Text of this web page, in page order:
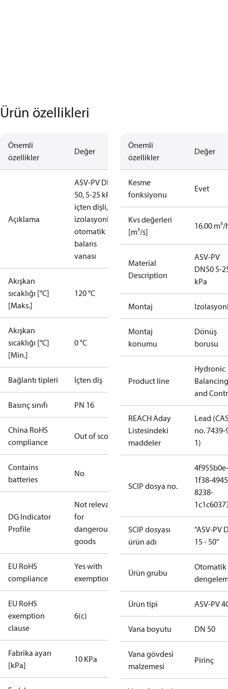
Ürün özellikleri
Önemli
özellikler
Değer
Açıklama
ASV-PV DN
50, 5-25 kPa,
içten dişli,
izolasyonlu,
otomatik
balans
vanası
Akışkan
sıcaklığı [°C]
[Maks.]
120 °C
Akışkan
sıcaklığı [°C]
[Min.]
0 °C
Bağlantı tipleri İçten diş
Basınç sınıfı PN 16
China RoHS
compliance
Out of scope
Contains
batteries
No
DG Indicator
Profile
Not relevant
for
dangerous
goods
EU RoHS
compliance
Yes with
exemptions
EU RoHS
exemption
clause
6(c)
Fabrika ayarı
[kPa]
10 KPa
Önemli
özellikler
Değer
Kesme
fonksiyonu
Evet
Kvs değerleri
[m³/s]
16.00 m³/
Material
Description
ASV-PV
DN50 5-
kPa
Montaj
Montaj
konumu
Dönüş
borusu
Product line
Hydronic
Balancing
and
REACH Aday
Listesindeki
maddeler
Lead
no. 7439-
1)
SCIP dosya no.
4f955b0e-
1f38-
8238-
SCIP dosyası
ürün adı
"ASV-PV
15 - 50"
Ürün grubu
Otomatik
Ürün tipi ASV-PV
Vana boyutu DN 50
Vana gövdesi
malzemesi
Pirinç